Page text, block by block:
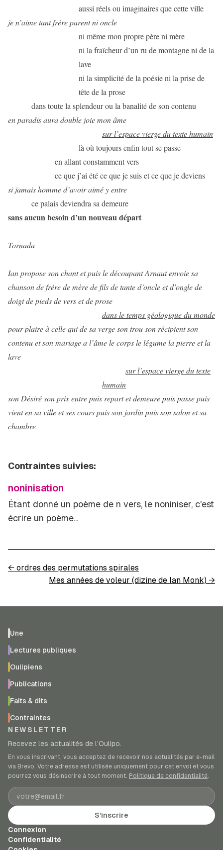
aussi réels ou imaginaires que cette ville
je n’aime tant frère parent ni oncle
ni même mon propre père ni mère
ni la fraîcheur d’un ru de montagne ni de la
lave
ni la simplicité de la poésie ni la prise de
tête de la prose
dans toute la splendeur ou la banalité de son contenu
en paradis aura double joie mon âme
sur l’espace vierge du texte humain
là où toujours enfin tout se passe
en allant constamment vers
ce que j’ai été ce que je suis et ce que je deviens
si jamais homme d’avoir aimé y entre
ce palais deviendra sa demeure
sans aucun besoin d’un nouveau départ
Tornada
Ian propose son chant et puis le découpant Arnaut envoie sa
chanson de frère de mère de fils de tante d’oncle et d’ongle de
doigt de pieds de vers et de prose
dans le temps géologique du monde
pour plaire à celle qui de sa verge son trou son récipient son
contenu et son mariage a l’âme le corps le légume la pierre et la
lave
sur l’espace vierge du texte
humain
son Désiré son prix entre puis repart et demeure puis passe puis
vient en sa ville et ses cours puis son jardin puis son salon et sa
chambre
Contraintes suivies:
noninisation
Étant donné un poème de n vers, le noniniser, c'est
écrire un poème...
← ordres des permutations spirales
Mes années de voleur (dizine de Ian Monk) →
Une
Lectures publiques
Oulipiens
Publications
Faits & dits
Contraintes
NEWSLETTER
Recevez les actualités de l’Oulipo.
En vous inscrivant, vous acceptez de recevoir nos actualités par e-mail
via Brevo. Votre adresse est utilisée uniquement pour cet envoi et vous
pourrez vous désinscrire à tout moment. Politique de confidentialité.
Adresse e-mail
S’inscrire
Connexion
Confidentialité